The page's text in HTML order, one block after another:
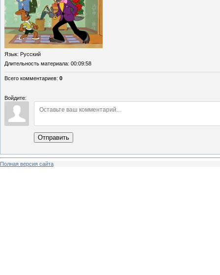
Язык: Русский
Длительность материала: 00:09:58
Всего комментариев: 0
Войдите:
Отправить
Полная версия сайта